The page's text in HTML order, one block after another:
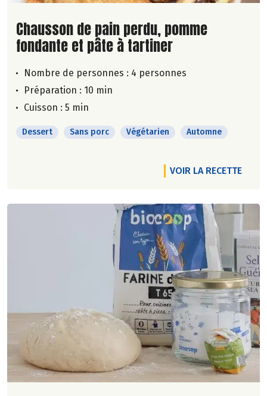
Lire la suite de la recette
Chausson de pain perdu, pomme
fondante et pâte à tartiner
Nombre de personnes : 4 personnes
Préparation : 10 min
Cuisson : 5 min
Dessert Sans porc Végétarien Automne
VOIR LA RECETTE